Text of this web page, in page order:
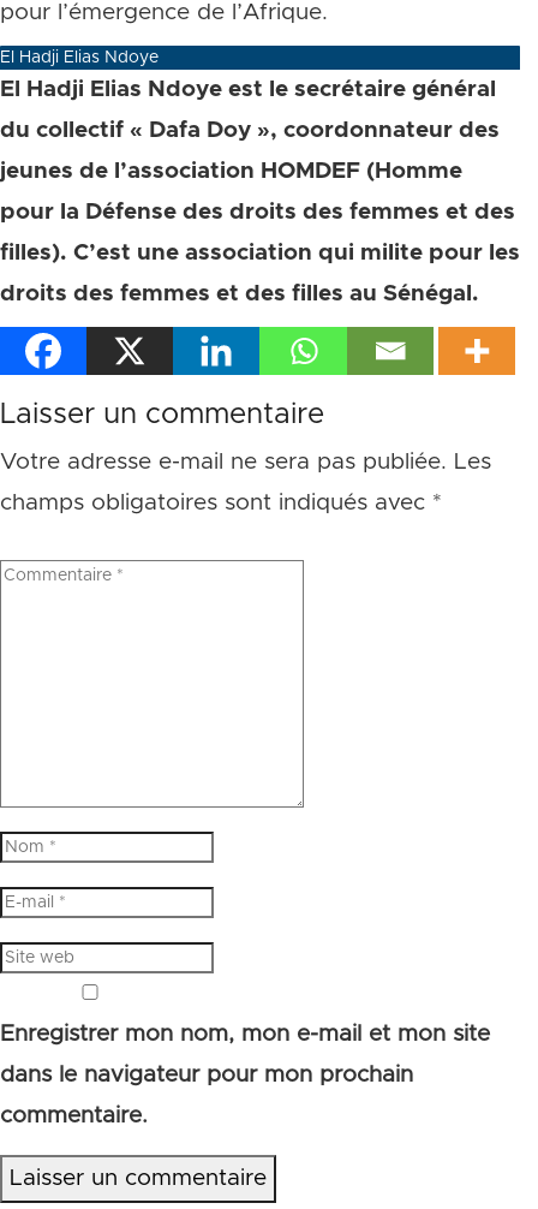
pour l’émergence de l’Afrique.
El Hadji Elias Ndoye
El Hadji Elias Ndoye est le secrétaire général
du collectif « Dafa Doy », coordonnateur des
jeunes de l’association HOMDEF (Homme
pour la Défense des droits des femmes et des
filles). C’est une association qui milite pour les
droits des femmes et des filles au Sénégal.
Laisser un commentaire
Votre adresse e-mail ne sera pas publiée. Les
champs obligatoires sont indiqués avec *
Enregistrer mon nom, mon e-mail et mon site
dans le navigateur pour mon prochain
commentaire.
Laisser un commentaire